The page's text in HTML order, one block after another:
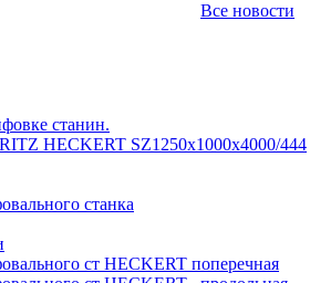
Все новости
станин.
HECKERT SZ1250x1000x4000/444
станка
ст HECKERT поперечная